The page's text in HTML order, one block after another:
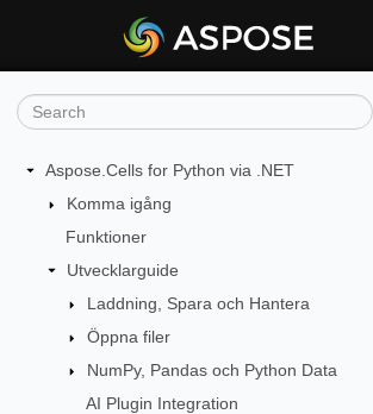
Aspose.Cells for Python via .NET
Komma igång
Funktioner
Utvecklarguide
Laddning, Spara och Hantera
Öppna filer
NumPy, Pandas och Python Data
AI Plugin Integration